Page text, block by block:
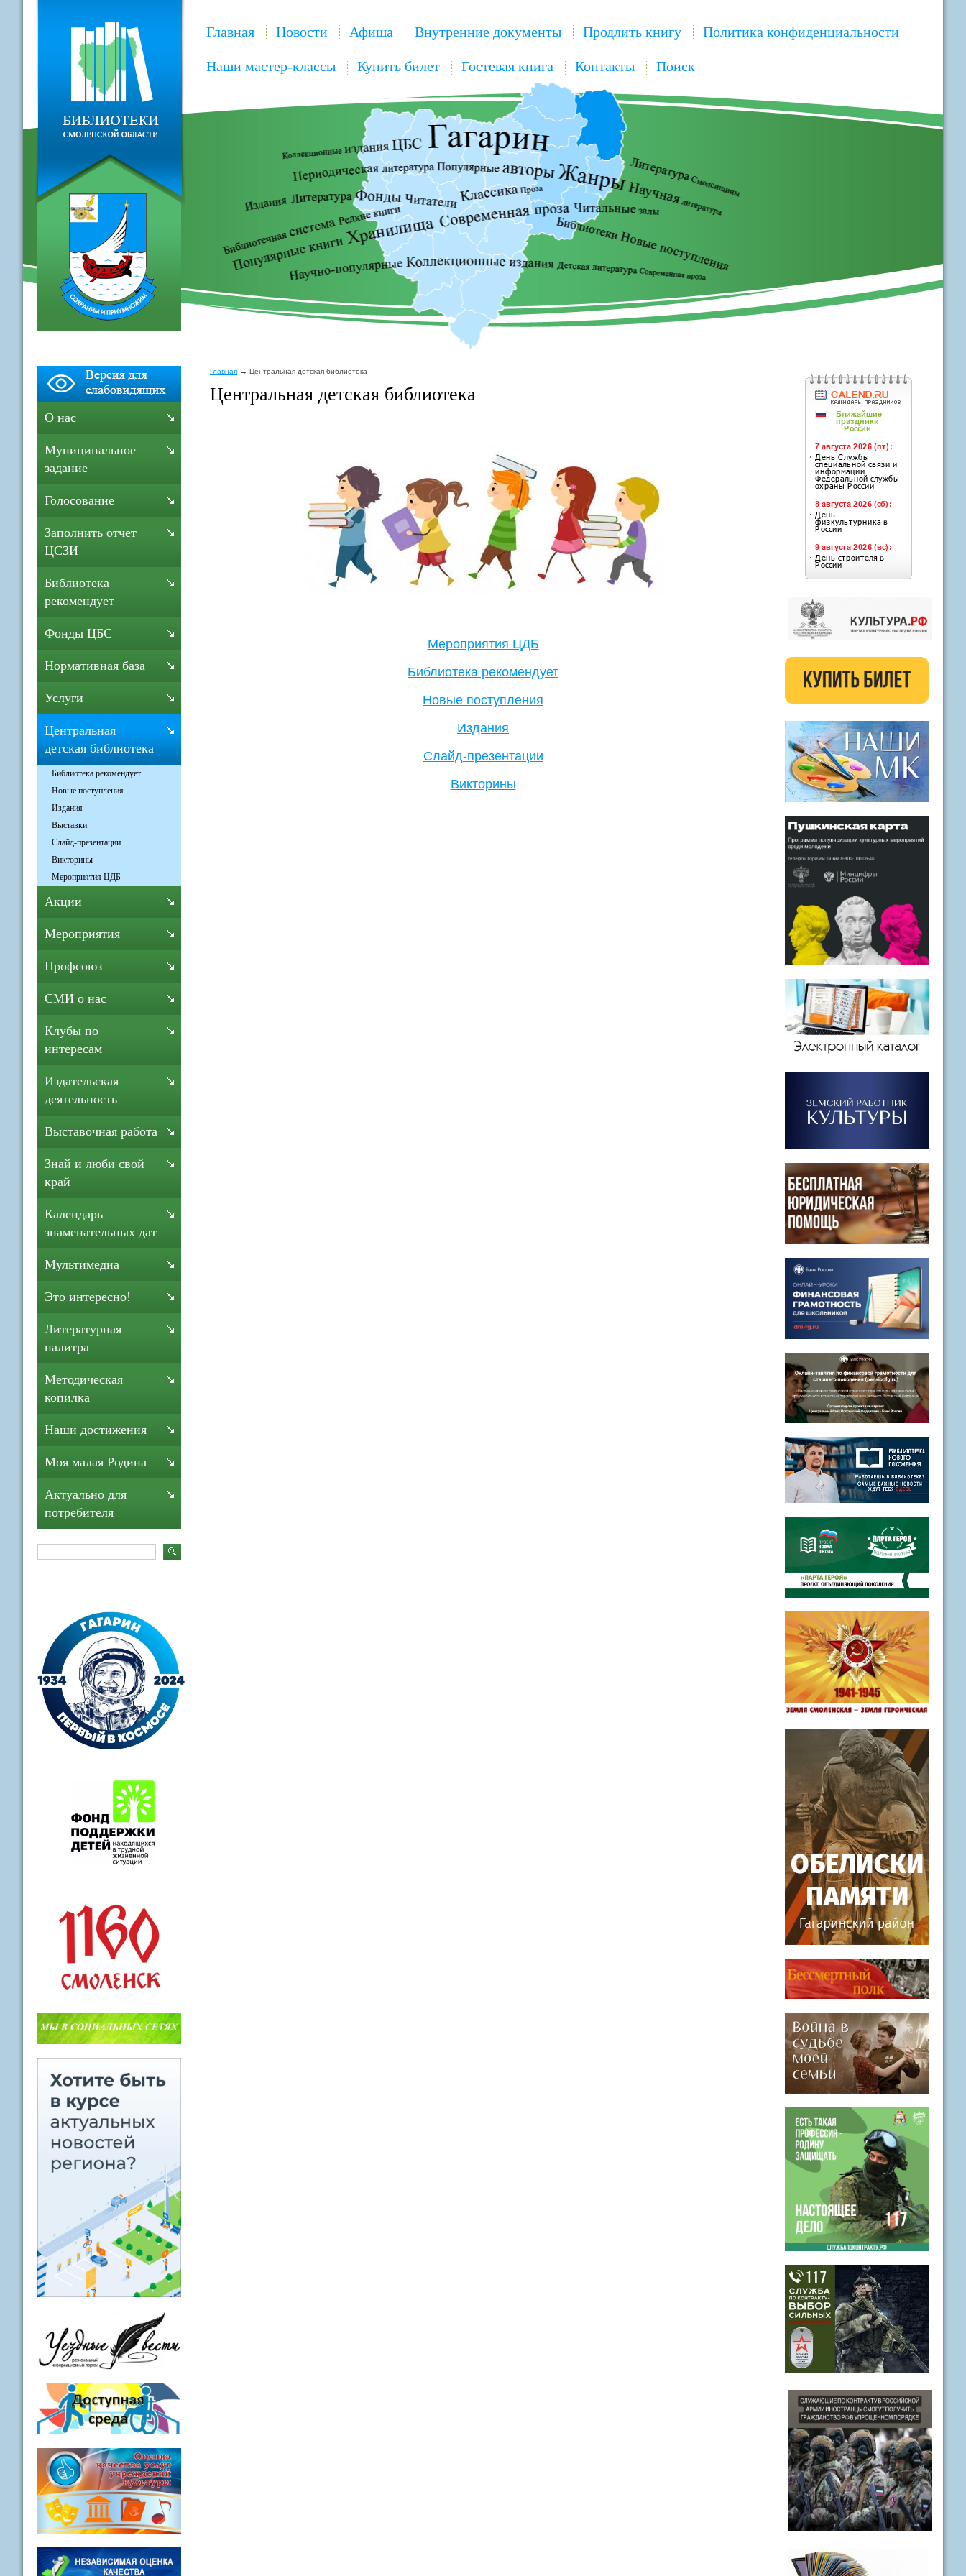
Главная Новости Афиша Внутренние документы Продлить книгу Политика конфиденциальности
Наши мастер-классы Купить билет Гостевая книга Контакты Поиск
Главная Центральная детская библиотека
Центральная детская библиотека
Мероприятия ЦДБ
Библиотека рекомендует
Новые поступления
Издания
Слайд-презентации
Викторины
О нас
Муниципальное
задание
Голосование
Заполнить отчет
ЦСЗИ
Библиотека
рекомендует
Фонды ЦБС
Нормативная база
Услуги
Центральная
детская библиотека
Библиотека рекомендует
Новые поступления
Издания
Выставки
Слайд-презентации
Викторины
Мероприятия ЦДБ
Акции
Мероприятия
Профсоюз
СМИ о нас
Клубы по
интересам
Издательская
деятельность
Выставочная работа
Знай и люби свой
край
Календарь
знаменательных дат
Мультимедиа
Это интересно!
Литературная
палитра
Методическая
копилка
Наши достижения
Моя малая Родина
Актуально для
потребителя